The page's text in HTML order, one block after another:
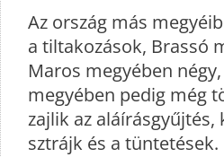
Az ország más
a tiltakozások, Brassó
Maros megyében
megyében pedig még
zajlik az aláírásgyűjtés,
sztrájk és a tüntetések.